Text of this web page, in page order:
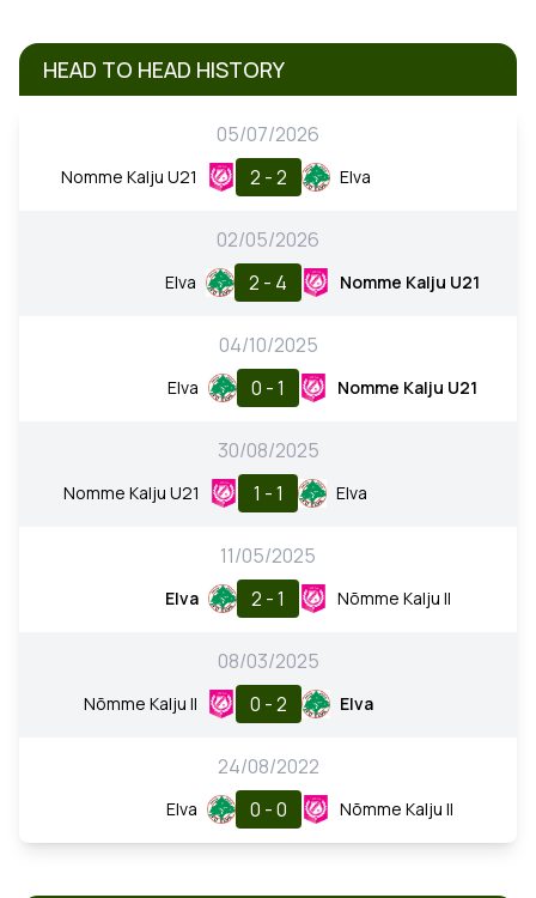
HEAD TO HEAD HISTORY
05/07/2026
Nomme Kalju U21 2 - 2 Elva
02/05/2026
Elva 2 - 4 Nomme Kalju U21
04/10/2025
Elva 0 - 1 Nomme Kalju U21
30/08/2025
Nomme Kalju U21 1 - 1 Elva
11/05/2025
Elva 2 - 1 Nõmme Kalju II
08/03/2025
Nõmme Kalju II 0 - 2 Elva
24/08/2022
Elva 0 - 0 Nõmme Kalju II